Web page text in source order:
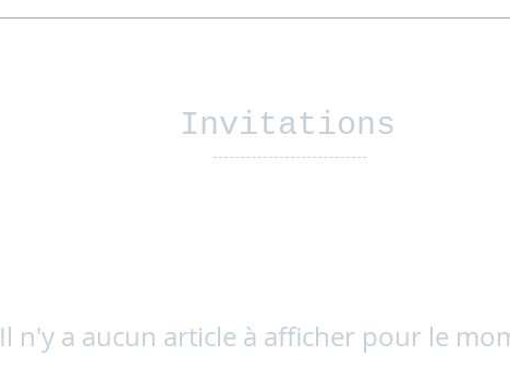
Invitations
Il n'y a aucun article à afficher pour le